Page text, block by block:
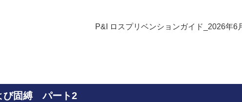
P&I ロスプリベンションガイド_2026年6
び固縛 パート2